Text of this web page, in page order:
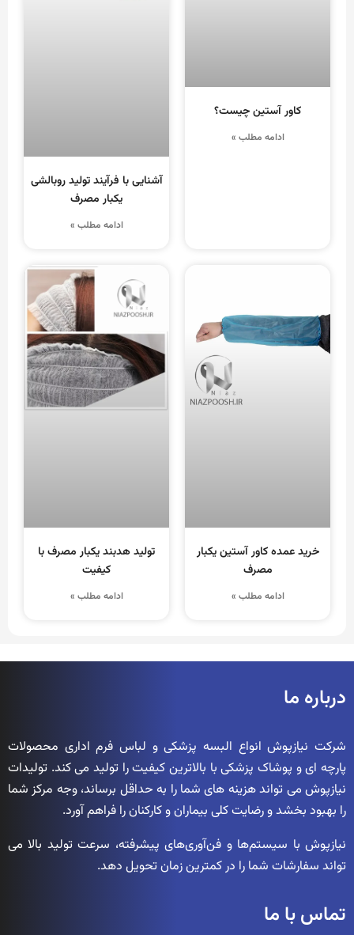
کاور آستین چیست؟
ادامه مطلب »
آشنایی با فرآیند تولید روبالشی
یکبار مصرف
ادامه مطلب »
خرید عمده کاور آستین یکبار
مصرف
ادامه مطلب »
تولید هدبند یکبار مصرف با
کیفیت
ادامه مطلب »
درباره ما
شرکت نیازپوش انواع البسه پزشکی و لباس فرم اداری محصولات
پارچه ای و پوشاک پزشکی با بالاترین کیفیت را تولید می کند. تولیدات
نیازپوش می تواند هزینه های شما را به حداقل برساند، وجه مرکز شما
را بهبود بخشد و رضایت کلی بیماران و کارکنان را فراهم آورد.
نیازپوش با سیستم‌ها و فن‌آوری‌های پیشرفته، سرعت تولید بالا می
تواند سفارشات شما را در کمترین زمان تحویل دهد.
تماس با ما